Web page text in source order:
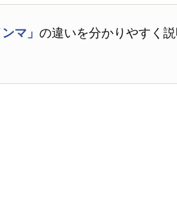
ンマ」の違いを分かりやすく説